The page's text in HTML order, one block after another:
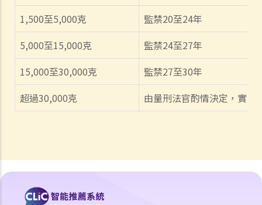
1,500至5,000克 監禁20至24年
5,000至15,000克 監禁24至27年
15,000至30,000克 監禁27至30年
超過30,000克 由量刑法官酌情決定，實